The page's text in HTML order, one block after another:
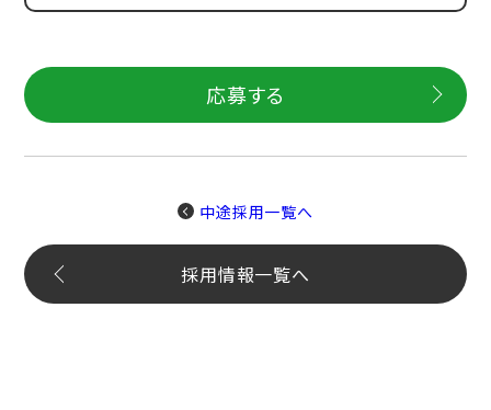
応募する
中途採用一覧へ
採用情報一覧へ